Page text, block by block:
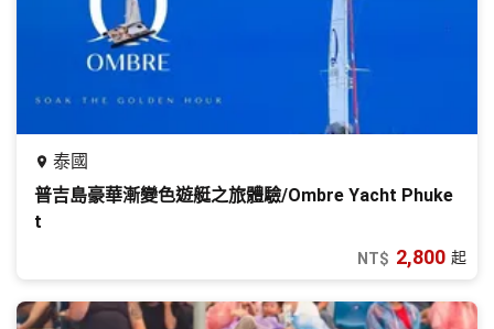
泰國
普吉島豪華漸變色遊艇之旅體驗/Ombre Yacht Phuke
t
NT$ 2,800 起